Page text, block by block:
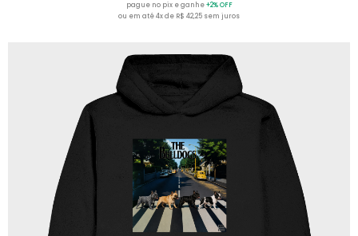
pague no pix e ganhe+2% OFF
ou em até 4x de R$ 42,25 sem juros